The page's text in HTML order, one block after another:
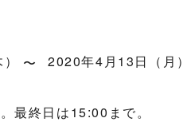
2020年4月13日（月）
最終日は15:00まで。